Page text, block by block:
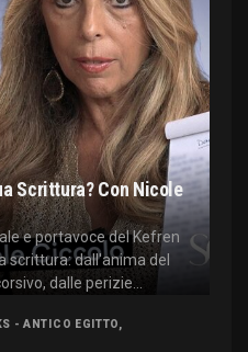
Scrittura? Con Nicole
e portavoce del Kefren
scrittura: dall'anima del
dalle perizie...
- ANTICO EGITTO,